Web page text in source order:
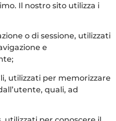
Il nostro sito utilizza i
o di sessione, utilizzati
e
utilizzati per memorizzare
quali, ad